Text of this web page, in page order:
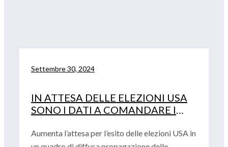
Settembre 30, 2024
IN ATTESA DELLE ELEZIONI USA
SONO I DATI A COMANDARE I
Aumenta l’attesa per l’esito delle elezioni USA in